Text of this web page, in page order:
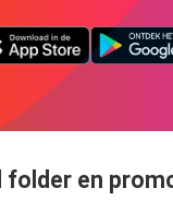
folder en